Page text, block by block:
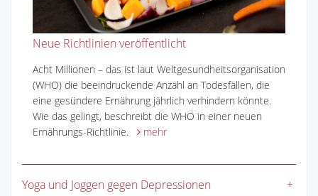
Neue Richtlinien veröffentlicht
Acht Millionen – das ist laut Weltgesundheitsorganisation
(WHO) die beeindruckende Anzahl an Todesfällen, die
eine gesündere Ernährung jährlich verhindern könnte.
Wie das gelingt, beschreibt die WHO in einer neuen
Ernährungs-Richtlinie.
mehr
Yoga und Joggen gegen Depressionen